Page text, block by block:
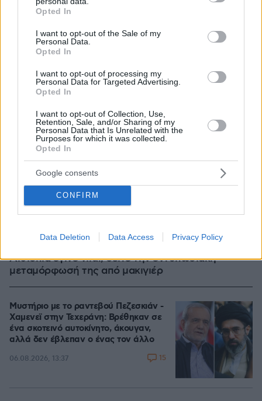
grant or deny consent to Google and its third-party tags to
use your data for below specified purposes in below Google
consent section.
Opted In
I want to opt-out of the Sale of my
Personal Data.
Opted In
I want to opt-out of processing my
Personal Data for Targeted Advertising.
Opted In
I want to opt-out of Collection, Use,
Retention, Sale, and/or Sharing of my
Personal Data that Is Unrelated with the
Purposes for which it was collected.
Opted In
Google consents
CONFIRM
Data Deletion Data Access Privacy Policy
Αιθιοπία έγινε viral, δείτε την εντυπωσιακή
μεταμόρφωσή της από μακιγιέρ
06.08.2026, 09:18
Μυστήριο με το ραντεβού Πεζεσκιάν -
Χαμενεϊ στην Τεχεράνη: Βρέθηκαν σε
ένα σκοτεινό αυτοκίνητο, άκουγαν,
αλλά δεν έβλεπαν ο ένας τον άλλο
06.08.2026, 13:37 15